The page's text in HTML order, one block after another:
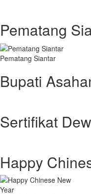
Pematang
Pematang Siantar
Bupati
Sertifikat
Happy